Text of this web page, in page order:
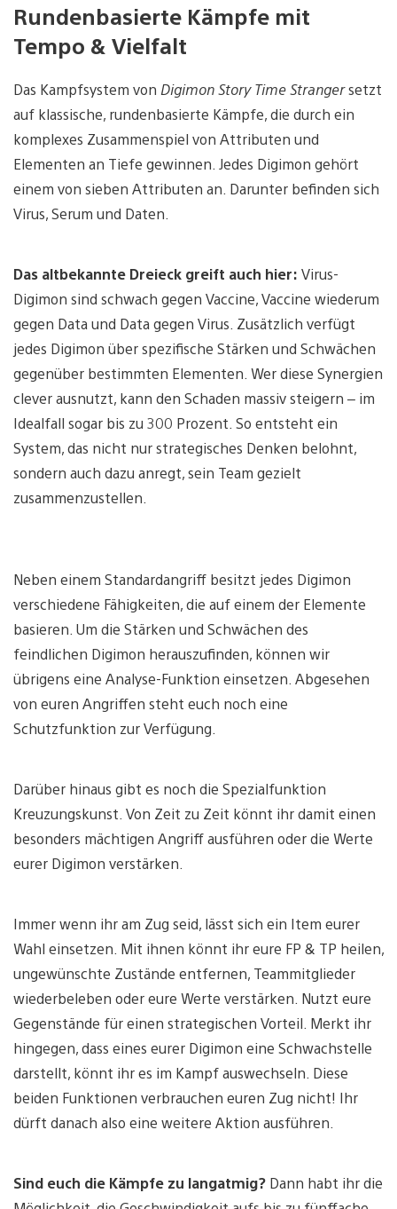
Rundenbasierte Kämpfe mit
Tempo & Vielfalt
Das Kampfsystem von Digimon Story Time Strangersetzt
auf klassische, rundenbasierte Kämpfe, die durch ein
komplexes Zusammenspiel von Attributen und
Elementen an Tiefe gewinnen. Jedes Digimon gehört
einem von sieben Attributen an. Darunter befinden sich
Virus, Serum und Daten.
Das altbekannte Dreieck greift auch hier: Virus-
Digimon sind schwach gegen Vaccine, Vaccine wiederum
gegen Data und Data gegen Virus. Zusätzlich verfügt
jedes Digimon über spezifische Stärken und Schwächen
gegenüber bestimmten Elementen. Wer diese Synergien
clever ausnutzt, kann den Schaden massiv steigern – im
Idealfall sogar bis zu 300 Prozent. So entsteht ein
System, das nicht nur strategisches Denken belohnt,
sondern auch dazu anregt, sein Team gezielt
zusammenzustellen.
Neben einem Standardangriff besitzt jedes Digimon
verschiedene Fähigkeiten, die auf einem der Elemente
basieren. Um die Stärken und Schwächen des
feindlichen Digimon herauszufinden, können wir
übrigens eine Analyse-Funktion einsetzen. Abgesehen
von euren Angriffen steht euch noch eine
Schutzfunktion zur Verfügung.
Darüber hinaus gibt es noch die Spezialfunktion
Kreuzungskunst. Von Zeit zu Zeit könnt ihr damit einen
besonders mächtigen Angriff ausführen oder die Werte
eurer Digimon verstärken.
Immer wenn ihr am Zug seid, lässt sich ein Item eurer
Wahl einsetzen. Mit ihnen könnt ihr eure FP & TP heilen,
ungewünschte Zustände entfernen, Teammitglieder
wiederbeleben oder eure Werte verstärken. Nutzt eure
Gegenstände für einen strategischen Vorteil. Merkt ihr
hingegen, dass eines eurer Digimon eine Schwachstelle
darstellt, könnt ihr es im Kampf auswechseln. Diese
beiden Funktionen verbrauchen euren Zug nicht! Ihr
dürft danach also eine weitere Aktion ausführen.
Sind euch die Kämpfe zu langatmig? Dann habt ihr die